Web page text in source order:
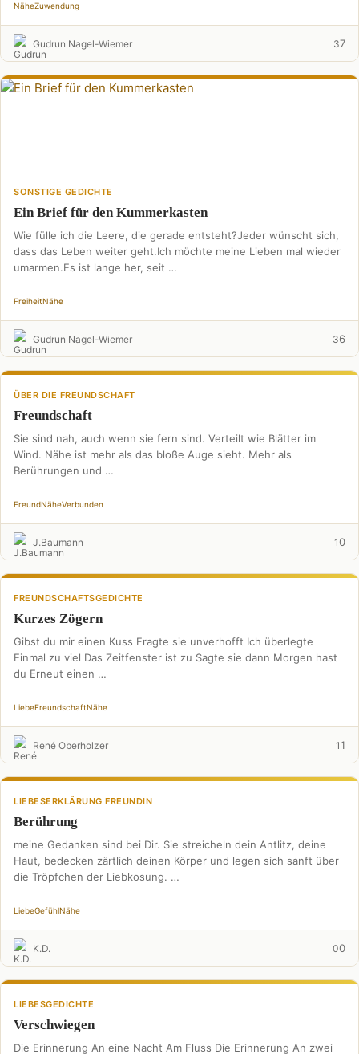
NäheZuwendung
Gudrun Nagel-Wiemer 37
SONSTIGE GEDICHTE
Ein Brief für den Kummerkasten
Wie fülle ich die Leere, die gerade entsteht?Jeder wünscht sich,
dass das Leben weiter geht.Ich möchte meine Lieben mal wieder
umarmen.Es ist lange her, seit …
FreiheitNähe
Gudrun Nagel-Wiemer 36
ÜBER DIE FREUNDSCHAFT
Freundschaft
Sie sind nah, auch wenn sie fern sind. Verteilt wie Blätter im
Wind. Nähe ist mehr als das bloße Auge sieht. Mehr als
Berührungen und …
FreundNäheVerbunden
J.Baumann 10
FREUNDSCHAFTSGEDICHTE
Kurzes Zögern
Gibst du mir einen Kuss Fragte sie unverhofft Ich überlegte
Einmal zu viel Das Zeitfenster ist zu Sagte sie dann Morgen hast
du Erneut einen …
LiebeFreundschaftNähe
René Oberholzer 11
LIEBESERKLÄRUNG FREUNDIN
Berührung
meine Gedanken sind bei Dir. Sie streicheln dein Antlitz, deine
Haut, bedecken zärtlich deinen Körper und legen sich sanft über
die Tröpfchen der Liebkosung. …
LiebeGefühlNähe
K.D. 00
LIEBESGEDICHTE
Verschwiegen
Die Erinnerung An eine Nacht Am Fluss Die Erinnerung An zwei